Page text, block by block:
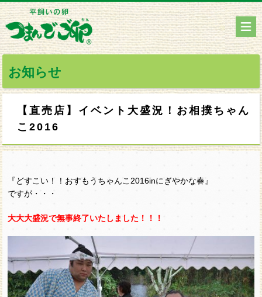
お知らせ
【直売店】イベント大盛況！お相撲ちゃん
こ2016
『どすこい！！おすもうちゃんこ2016inにぎやかな春』
ですが・・・
大大大盛況で無事終了いたしました！！！